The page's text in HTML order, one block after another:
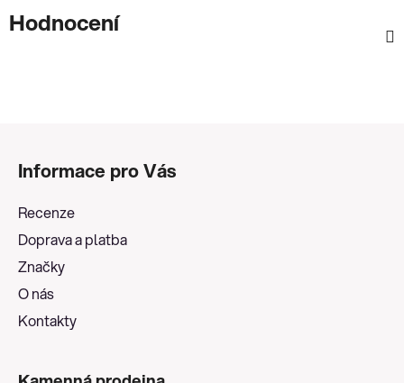
Hodnocení
Informace pro Vás
Recenze
Doprava a platba
Značky
O nás
Kontakty